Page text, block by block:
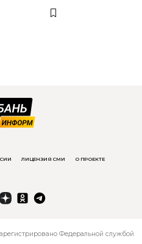
ЛИЦЕНЗИЯ СМИ О ПРОЕКТЕ
Федеральной службой